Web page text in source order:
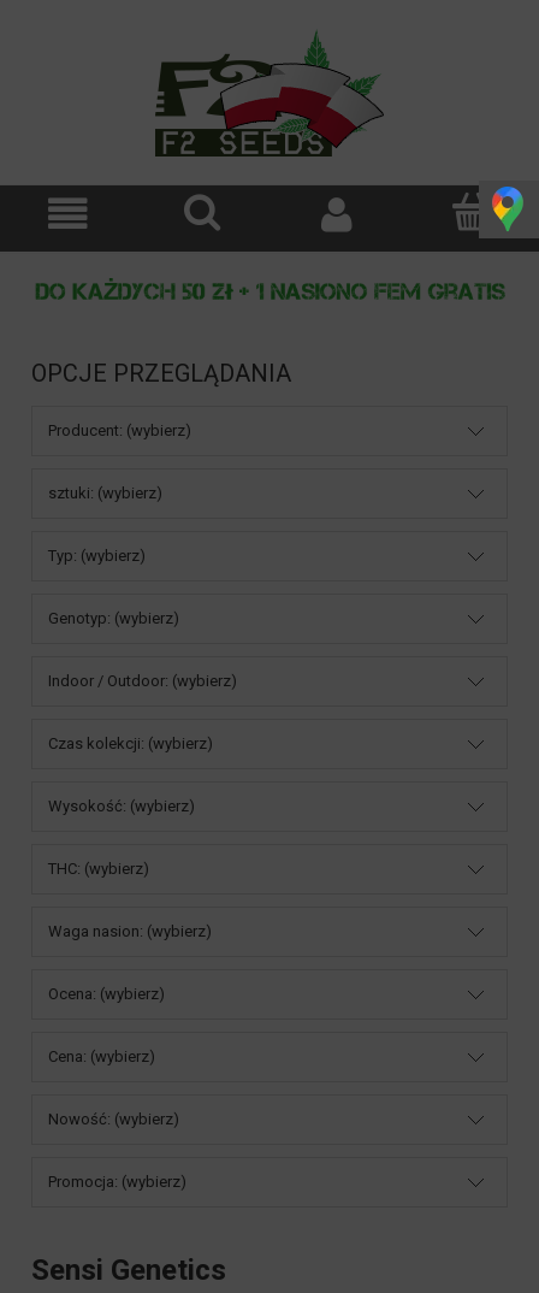
OPCJE PRZEGLĄDANIA
Producent: (wybierz)
sztuki: (wybierz)
Typ: (wybierz)
Genotyp: (wybierz)
Indoor / Outdoor: (wybierz)
Czas kolekcji: (wybierz)
Wysokość: (wybierz)
THC: (wybierz)
Waga nasion: (wybierz)
Ocena: (wybierz)
Cena: (wybierz)
Nowość: (wybierz)
Promocja: (wybierz)
Sensi Genetics